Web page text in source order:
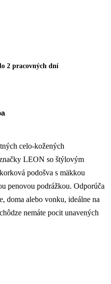
2 pracovných dní
celo-kožených
LEON so štýlovým
podošva s mäkkou
penovou podrážkou. Odporúča
doma alebo vonku, ideálne na
nemáte pocit unavených